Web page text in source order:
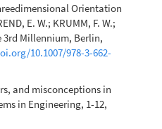
Orientation
E. W.; KRUMM, F. W.;
3rd Millennium, Berlin,
10.1007/978-3-662-
and misconceptions in
in Engineering, 1-12,